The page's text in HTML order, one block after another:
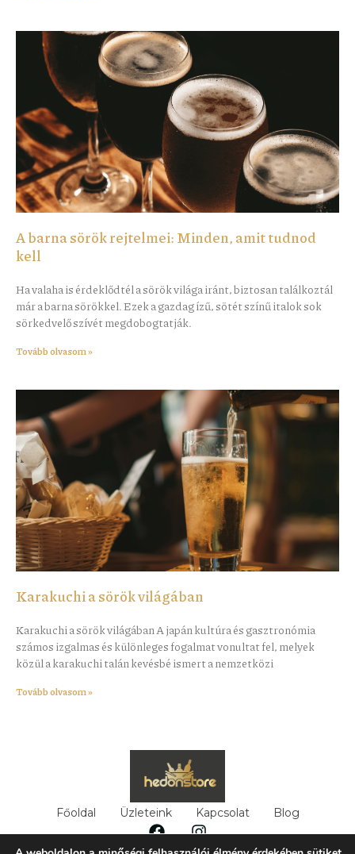
A barna sörök rejtelmei: Minden, amit tudnod
kell
Ha valaha is érdeklődtél a sörök világa iránt, biztosan találkoztál
már a barna sörökkel. Ezek a gazdag ízű, sötét színű italok sok
sörkedvelő szívét megdobogtatják.
Tovább olvasom »
Karakuchi a sörök világában
Karakuchi a sörök világában A japán kultúra és gasztronómia
számos izgalmas és különleges fogalmat vonultat fel, melyek
közül a karakuchi talán kevésbé ismert a nemzetközi
Tovább olvasom »
Főoldal Üzleteink Kapcsolat Blog